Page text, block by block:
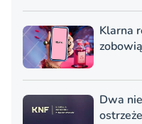
Klarna
Dwa